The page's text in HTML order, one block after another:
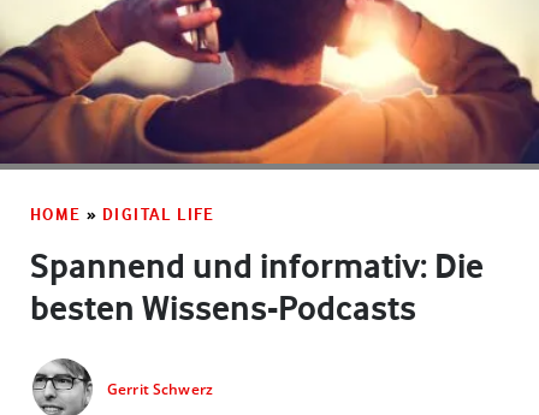
HOME » DIGITAL LIFE
Spannend und informativ: Die
besten Wissens-Podcasts
Gerrit Schwerz